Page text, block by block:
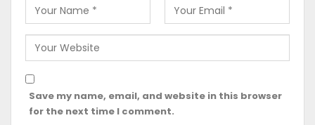
Save my name, email, and website in this browser
for the next time I comment.